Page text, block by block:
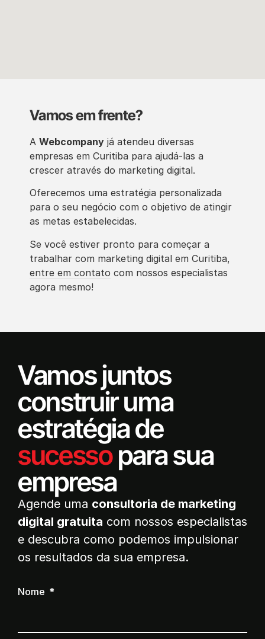
Vamos em frente?
A Webcompany já atendeu diversas
empresas em Curitiba para ajudá-las a
crescer através do marketing digital.
Oferecemos uma estratégia personalizada
para o seu negócio com o objetivo de atingir
as metas estabelecidas.
Se você estiver pronto para começar a
trabalhar com marketing digital em Curitiba,
entre em contato com nossos especialistas
agora mesmo!
Vamos juntos
construir uma
estratégia de
sucessopara sua
empresa
Agende uma consultoria de marketing
digital gratuita com nossos especialistas
e descubra como podemos impulsionar
os resultados da sua empresa.
Nome